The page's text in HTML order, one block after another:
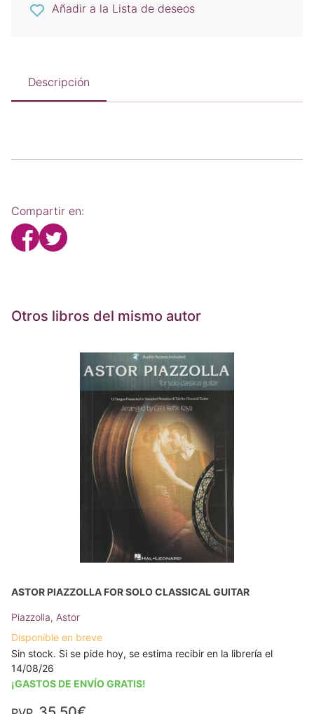
Añadir a la Lista de deseos
Descripción
Compartir en:
Otros libros del mismo autor
ASTOR PIAZZOLLA FOR SOLO CLASSICAL GUITAR
Piazzolla, Astor
Disponible en breve
Sin stock. Si se pide hoy, se estima recibir en la librería el
14/08/26
¡GASTOS DE ENVÍO GRATIS!